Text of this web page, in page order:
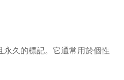
久的標記。它通常用於個性